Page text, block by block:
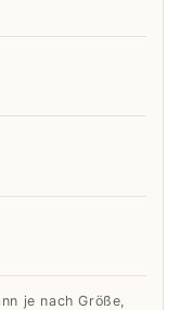
je nach Größe,